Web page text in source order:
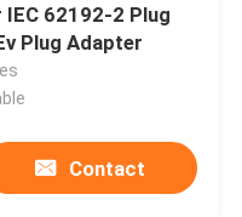
62192-2 Plug
Plug Adapter
Contact